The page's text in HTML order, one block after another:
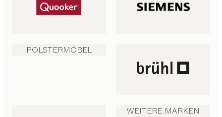
POLSTERMÖBEL
WEITERE MARKEN